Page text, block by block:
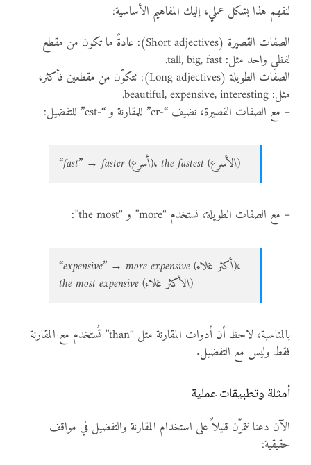
لنفهم هذا بشكل عملي، إليك المفاهيم الأساسية:
الصفات القصيرة (Short adjectives): عادةً ما تكون من مقطع
لفظي واحد مثل: tall, big, fast.
الصفات الطويلة (Long adjectives): تتكوّن من مقطعين فأكثر،
مثل: beautiful, expensive, interesting.
– مع الصفات القصيرة، نضيف “-er” للمقارنة و “-est” للتفضيل:
“fast” → faster (أسرع)، the fastest (الأسرع)
– مع الصفات الطويلة، نستخدم “more” و “the most”:
“expensive” → more expensive (أكثر غلاء)،
the most expensive (الأكثر غلاء)
بالمناسبة، لاحظ أن أدوات المقارنة مثل “than” تُستخدم مع المقارنة
فقط وليس مع التفضيل.
أمثلة وتطبيقات عملية
الآن دعنا نتمرّن قليلاً على استخدام المقارنة والتفضيل في مواقف
حقيقية: